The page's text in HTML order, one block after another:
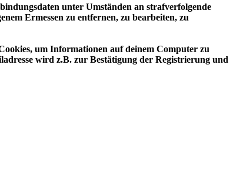
unter Umständen an strafverfolgende
Ermessen zu entfernen, zu bearbeiten, zu
um Informationen auf deinem Computer zu
wird z.B. zur Bestätigung der Registrierung und